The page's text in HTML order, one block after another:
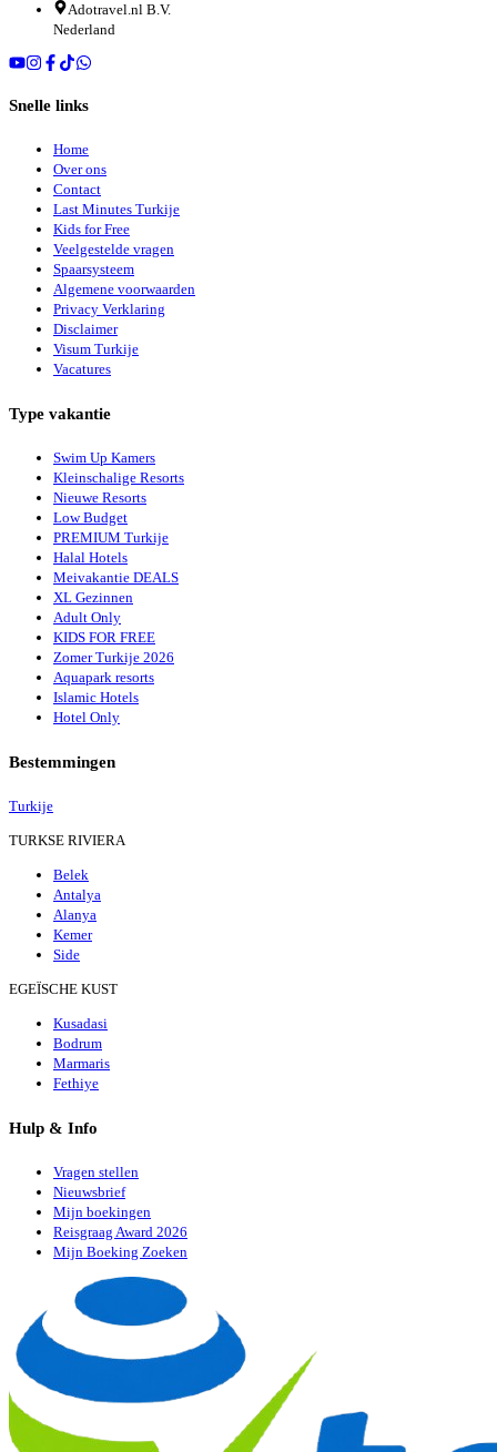
Adotravel.nl B.V.
Nederland
Snelle links
Home
Over ons
Contact
Last Minutes Turkije
Kids for Free
Veelgestelde vragen
Spaarsysteem
Algemene voorwaarden
Privacy Verklaring
Disclaimer
Visum Turkije
Vacatures
Type vakantie
Swim Up Kamers
Kleinschalige Resorts
Nieuwe Resorts
Low Budget
PREMIUM Turkije
Halal Hotels
Meivakantie DEALS
XL Gezinnen
Adult Only
KIDS FOR FREE
Zomer Turkije 2026
Aquapark resorts
Islamic Hotels
Hotel Only
Bestemmingen
Turkije
TURKSE RIVIERA
Belek
Antalya
Alanya
Kemer
Side
EGEÏSCHE KUST
Kusadasi
Bodrum
Marmaris
Fethiye
Hulp & Info
Vragen stellen
Nieuwsbrief
Mijn boekingen
Reisgraag Award 2026
Mijn Boeking Zoeken